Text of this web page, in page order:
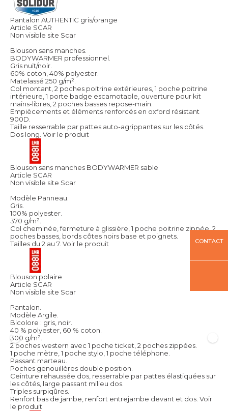
Pantalon AUTHENTIC gris/orange
Article SCAR
Non visible site Scar
Blouson sans manches.
BODYWARMER professionnel.
Gris nuit/noir.
60% coton, 40% polyester.
Matelassé 250 g/m².
Col montant, 2 poches poitrine extérieures, 1 poche poitrine
intérieure, 1 porte badge escamotable, ouverture pour kit
mains-libres, 2 poches basses repose-main.
Empiècements et éléments renforcés en oxford résistant
900D.
Taille resserrable par pattes auto-agrippantes sur les côtés.
Dos long. Voir le produit
Blouson sans manches BODYWARMER sable
Article SCAR
Non visible site Scar
Modèle Panneau.
Gris.
100% polyester.
370 g/m².
Col cheminée, fermeture à glissière, 1 poche poitrine zippée, 2
poches basses, bords côtes noirs base et poignets.
Tailles du 2 au 7. Voir le produit
Blouson polaire
Article SCAR
Non visible site Scar
Pantalon.
Modèle Argile.
Bicolore : gris, noir.
40 % polyester, 60 % coton.
300 g/m².
2 poches western avec 1 poche ticket, 2 poches zippées.
1 poche mètre, 1 poche stylo, 1 poche téléphone.
Passant marteau.
Poches genouillères double position.
Ceinture rehaussée dos, resserrable par pattes élastiquées sur
les côtés, large passant milieu dos.
Triples surpiqûres.
Renfort bas de jambe, renfort entrejambe devant et dos. Voir
le produit
CONTACT